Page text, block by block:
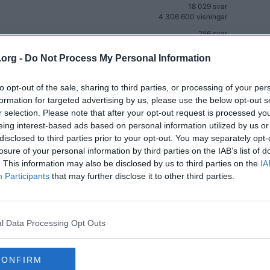
- Do Not Process My Personal Information
opt-out of the sale, sharing to third parties, or processing of your
for targeted advertising by us, please use the below opt-out
selection. Please note that after your opt-out request is processed
interest-based ads based on personal information utilized by us
to third parties prior to your opt-out. You may separately
of your personal information by third parties on the IAB’s list of
This information may also be disclosed by us to third parties on the
Participants that may further disclose it to other third parties.
Data Processing Opt Outs
18 029 svar
4 306 600 visningar
256 svar
(2026-05-04) (27)
318 svar
209 svar
303 604 visningar
1 113 svar
766 521 visningar
167 svar
166 858 visningar
143 svar
94 558 visningar